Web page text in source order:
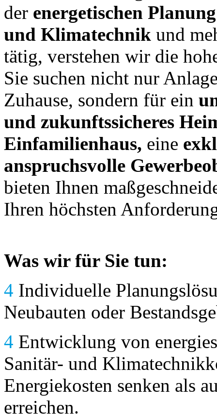
der energetischen Planung
und Klimatechnik und
tätig, verstehen wir die
Sie suchen nicht nur
Zuhause, sondern für ein
und zukunftssicheres
Einfamilienhaus, eine
anspruchsvolle
bieten Ihnen
Ihren höchsten
Was wir für Sie tun:
4 Individuelle
Neubauten oder
4 Entwicklung von
Sanitär- und
Energiekosten senken als
erreichen.